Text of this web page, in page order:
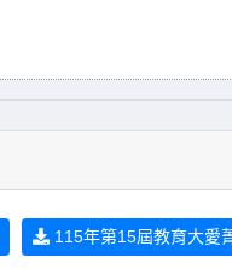
115年第15屆教育大愛